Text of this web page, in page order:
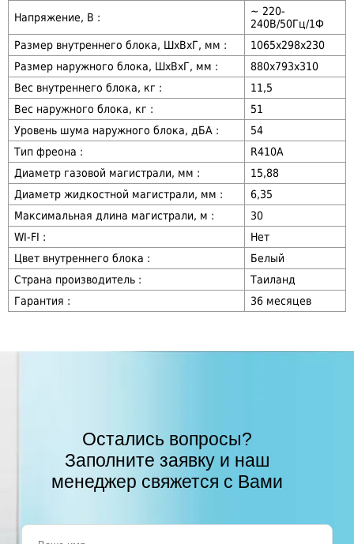
Напряжение, В :
~ 220-
240В/50Гц/1Ф
Размер внутреннего блока, ШxВxГ, мм :
1065x298x230
Размер наружного блока, ШxВxГ, мм :
880х793х310
Вес внутреннего блока, кг :
11,5
Вес наружного блока, кг :
51
Уровень шума наружного блока, дБА :
54
Тип фреона :
R410А
Диаметр газовой магистрали, мм :
15,88
Диаметр жидкостной магистрали, мм :
6,35
Максимальная длина магистрали, м :
30
WI-FI :
Нет
Цвет внутреннего блока :
Белый
Страна производитель :
Таиланд
Гарантия :
36 месяцев
Остались вопросы?
Заполните заявку и наш
менеджер свяжется с Вами